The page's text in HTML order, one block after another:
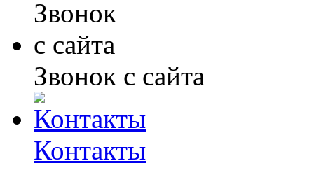
Звонок с сайта
Контакты